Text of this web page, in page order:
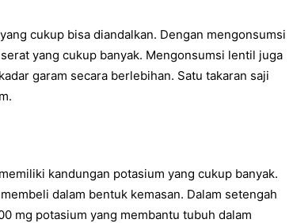
cukup bisa diandalkan. Dengan mengonsumsi
yang cukup banyak. Mengonsumsi lentil juga
garam secara berlebihan. Satu takaran saji
kandungan potasium yang cukup banyak.
dalam bentuk kemasan. Dalam setengah
mg potasium yang membantu tubuh dalam